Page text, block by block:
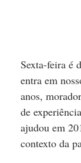
Sexta-feira é
entra em
anos,
de
ajudou em
contexto da